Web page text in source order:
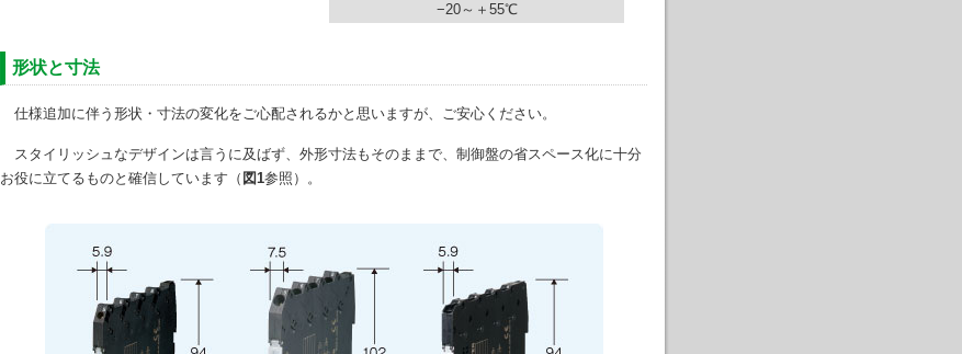
−20～＋55℃
形状と寸法
仕様追加に伴う形状・寸法の変化をご心配されるかと思いますが、ご安心ください。
スタイリッシュなデザインは言うに及ばず、外形寸法もそのままで、制御盤の省スペース化に十分
お役に立てるものと確信しています（ 図1参照）。